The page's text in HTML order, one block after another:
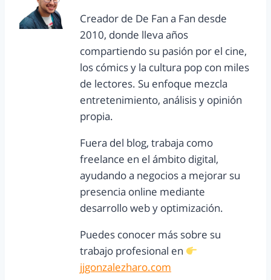
Creador de De Fan a Fan desde
2010, donde lleva años
compartiendo su pasión por el cine,
los cómics y la cultura pop con miles
de lectores. Su enfoque mezcla
entretenimiento, análisis y opinión
propia.
Fuera del blog, trabaja como
freelance en el ámbito digital,
ayudando a negocios a mejorar su
presencia online mediante
desarrollo web y optimización.
Puedes conocer más sobre su
trabajo profesional en
jjgonzalezharo.com